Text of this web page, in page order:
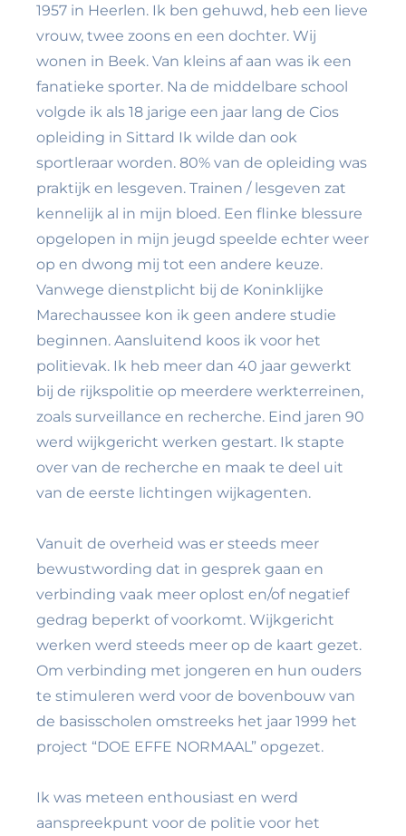
1957 in Heerlen. Ik ben gehuwd, heb een lieve
vrouw, twee zoons en een dochter. Wij
wonen in Beek. Van kleins af aan was ik een
fanatieke sporter. Na de middelbare school
volgde ik als 18 jarige een jaar lang de Cios
opleiding in Sittard Ik wilde dan ook
sportleraar worden. 80% van de opleiding was
praktijk en lesgeven. Trainen / lesgeven zat
kennelijk al in mijn bloed. Een flinke blessure
opgelopen in mijn jeugd speelde echter weer
op en dwong mij tot een andere keuze.
Vanwege dienstplicht bij de Koninklijke
Marechaussee kon ik geen andere studie
beginnen. Aansluitend koos ik voor het
politievak. Ik heb meer dan 40 jaar gewerkt
bij de rijkspolitie op meerdere werkterreinen,
zoals surveillance en recherche. Eind jaren 90
werd wijkgericht werken gestart. Ik stapte
over van de recherche en maak te deel uit
van de eerste lichtingen wijkagenten.
Vanuit de overheid was er steeds meer
bewustwording dat in gesprek gaan en
verbinding vaak meer oplost en/of negatief
gedrag beperkt of voorkomt. Wijkgericht
werken werd steeds meer op de kaart gezet.
Om verbinding met jongeren en hun ouders
te stimuleren werd voor de bovenbouw van
de basisscholen omstreeks het jaar 1999 het
project “DOE EFFE NORMAAL” opgezet.
Ik was meteen enthousiast en werd
aanspreekpunt voor de politie voor het